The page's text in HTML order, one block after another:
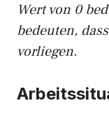
Wert von 0
bedeuten,
vorliegen.